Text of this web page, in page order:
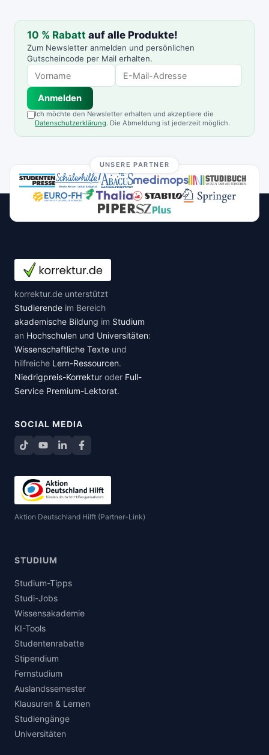
10 % Rabatt auf alle Produkte!
Zum Newsletter anmelden und persönlichen
Gutscheincode per Mail erhalten.
Anmelden
Ich möchte den Newsletter erhalten und akzeptiere die
Datenschutzerklärung. Die Abmeldung ist jederzeit möglich.
UNSERE PARTNER
korrektur.de unterstützt
Studierende im Bereich
akademische Bildung im Studium
an Hochschulen und Universitäten:
Wissenschaftliche Texte und
hilfreiche Lern-Ressourcen.
Niedrigpreis-Korrektur oder Full-
Service Premium-Lektorat.
SOCIAL MEDIA
TikTokYouTube
LinkedInFacebook teilen
Aktion Deutschland Hilft (Partner-Link)
STUDIUM
Studium-Tipps
Studi-Jobs
Wissensakademie
KI-Tools
Studentenrabatte
Stipendium
Fernstudium
Auslandssemester
Klausuren & Lernen
Studiengänge
Universitäten